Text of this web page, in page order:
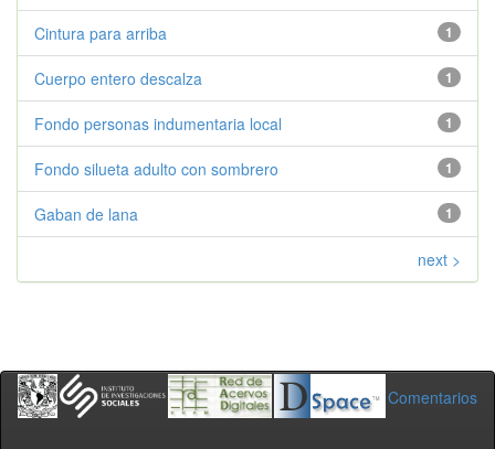
1
Cintura para arriba
1
Cuerpo entero descalza
1
Fondo personas indumentaria local
1
Fondo silueta adulto con sombrero
1
Gaban de lana
next >
Comentarios